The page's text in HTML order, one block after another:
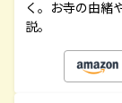
く。お寺の由緒
説。